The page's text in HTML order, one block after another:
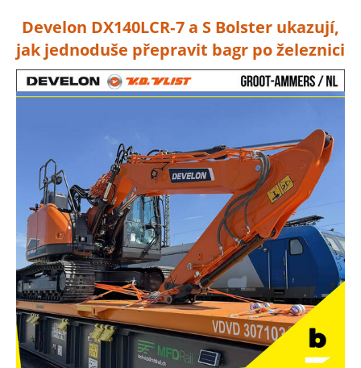
Develon DX140LCR‑7 a S Bolster ukazují,
jak jednoduše přepravit bagr po železnici